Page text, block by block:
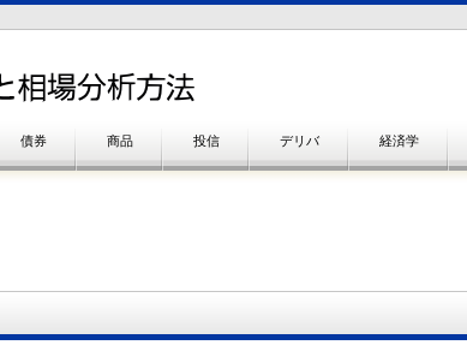
債券 商品 投信 デリバ 経済学